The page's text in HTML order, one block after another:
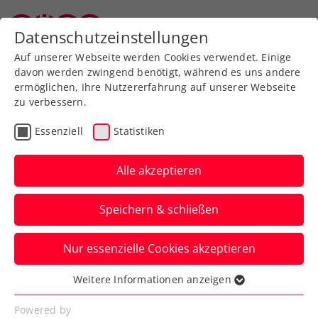
Zurück zur Newsübersicht
WTA
Vadlau eröffnet FE&MALE
Sports Conference
„Advantage Ladies“
Die Segel-Olympiasiegerin ist eine der
Top-Speakerinnen beim Frauensportevent
am 29. Jänner in Linz.
Verfasst von: Presseaussendung / Redaktion, 22.01.2025
Datenschutzeinstellungen
Auf unserer Webseite werden Cookies verwendet. Einige
davon werden zwingend benötigt, während es uns andere
ermöglichen, Ihre Nutzererfahrung auf unserer Webseite
zu verbessern.
Essenziell Statistiken
Alle akzeptieren
Speichern & schließen
Nur essenzielle Cookies akzeptieren
Essenziell
Essenzielle Cookies werden für grundlegende
Weitere Informationen anzeigen
Powered by